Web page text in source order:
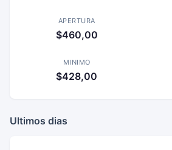
APERTURA
$460,00
MINIMO
$428,00
Ultimos dias